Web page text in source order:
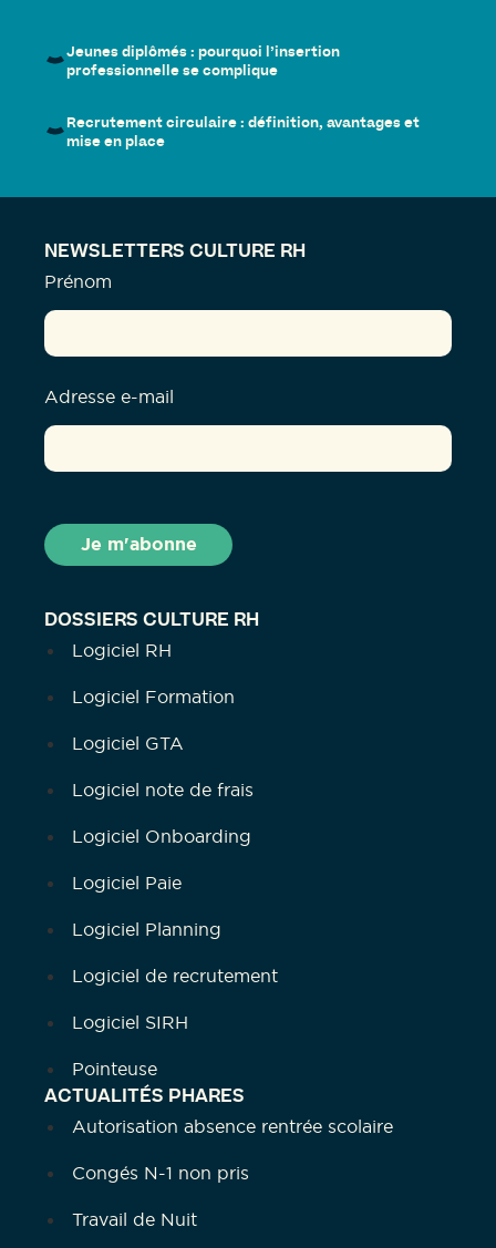
Jeunes diplômés : pourquoi l’insertion
professionnelle se complique
Recrutement circulaire : définition, avantages et
mise en place
DOSSIERS CULTURE RH
Logiciel RH
Logiciel Formation
Logiciel GTA
Logiciel note de frais
Logiciel Onboarding
Logiciel Paie
Logiciel Planning
Logiciel de recrutement
Logiciel SIRH
Pointeuse
ACTUALITÉS PHARES
Autorisation absence rentrée scolaire
Congés N-1 non pris
Travail de Nuit
NEWSLETTERS CULTURE RH
Prénom
Adresse e-mail